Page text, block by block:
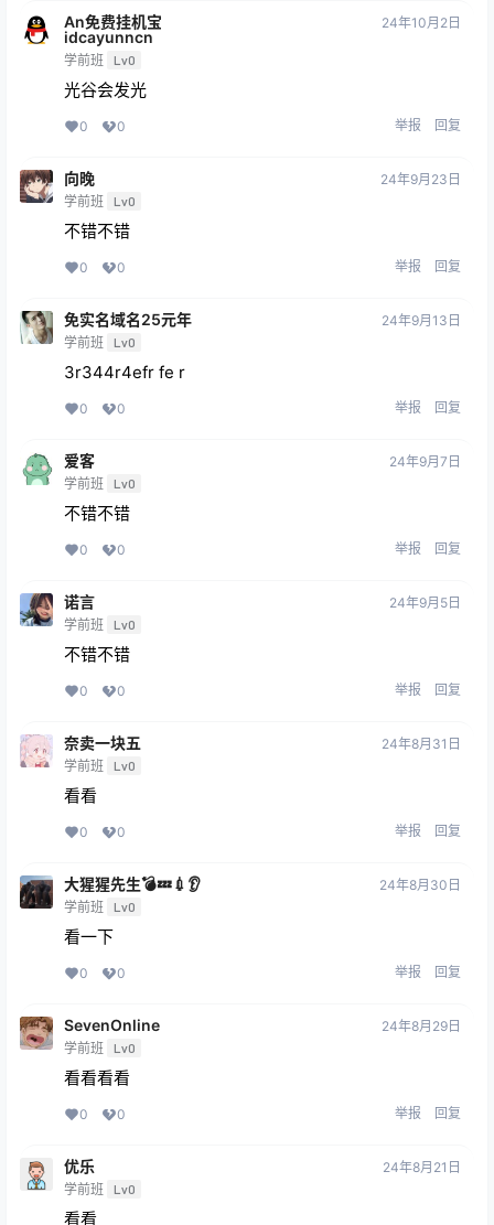
An免费挂机宝
idcayunncn
学前班 Lv0
24年10月2日
光谷会发光
0 0 举报 回复
向晚
学前班 Lv0
24年9月23日
不错不错
0 0 举报 回复
免实名域名25元年
学前班 Lv0
24年9月13日
3r344r4efr fe r
0 0 举报 回复
爱客
学前班 Lv0
24年9月7日
不错不错
0 0 举报 回复
诺言
学前班 Lv0
24年9月5日
不错不错
0 0 举报 回复
奈卖一块五
学前班 Lv0
24年8月31日
看看
0 0 举报 回复
大猩猩先生💣💤💉👂
学前班 Lv0
24年8月30日
看一下
0 0 举报 回复
SevenOnline
学前班 Lv0
24年8月29日
看看看看
0 0 举报 回复
优乐
学前班 Lv0
24年8月21日
看看